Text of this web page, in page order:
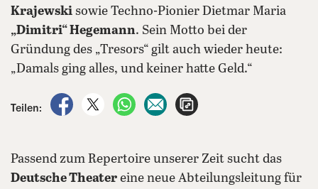
Krajewski sowie Techno-Pionier Dietmar Maria
„Dimitri“ Hegemann. Sein Motto bei der
Gründung des „Tresors“ gilt auch wieder heute:
„Damals ging alles, und keiner hatte Geld.“
Teilen:
auf Facebook teilen
auf X teilenper WhatsApp teilen
per E-Mail teilen
Passend zum Repertoire unserer Zeit sucht das
Deutsche Theater eine neue Abteilungsleitung für